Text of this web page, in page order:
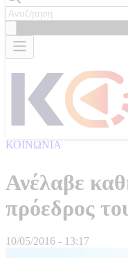
ΚΟΙΝΩΝΙΑ
Ανέλαβε
πρόεδρος
10/05/2016 - 13:17